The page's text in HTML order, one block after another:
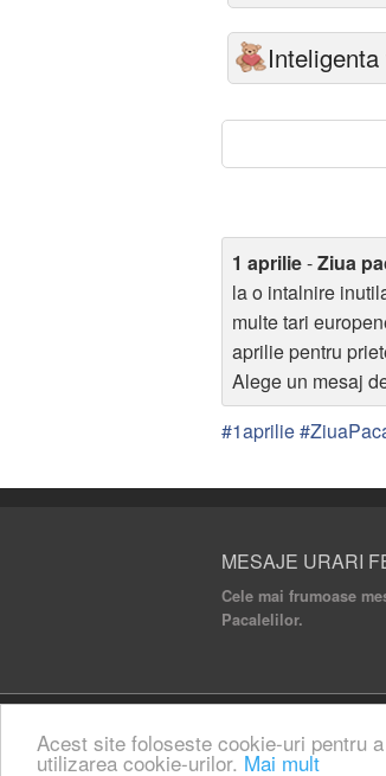
Acest site foloseste cookie-uri pentru
utilizarea cookie-urilor. Mai mult
1 aprilie-Ziua
la o intalnire
multe tari
aprilie pentru
Alege un mesaj
#1aprilie
MESAJE URARI
Cele mai frumoase
Pacalelilor.